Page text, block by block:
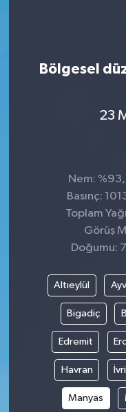
Bölgesel
23
Nem: %93,
Basınç:
Toplam
Görüş
Doğumu:
Altıeylül
Bigadiç
Edremit
Havran
Manyas